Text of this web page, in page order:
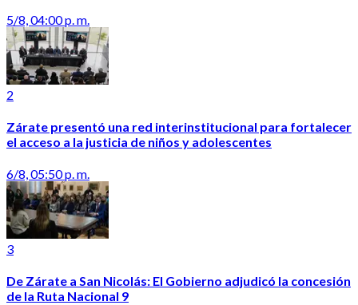
5/8, 04:00 p. m.
2
Zárate presentó una red interinstitucional para fortalecer
el acceso a la justicia de niños y adolescentes
6/8, 05:50 p. m.
3
De Zárate a San Nicolás: El Gobierno adjudicó la concesión
de la Ruta Nacional 9